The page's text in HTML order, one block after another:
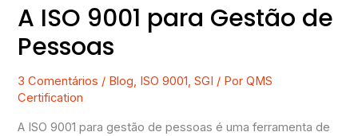
A ISO 9001 para Gestão de
Pessoas
3 Comentários / Blog, ISO 9001,SGI / PorQMS
Certification
A ISO 9001 para gestão de pessoas é uma ferramenta de
A
9001
Gestão
Pessoas